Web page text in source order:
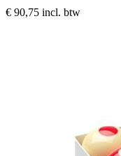
€ 90,75 incl. btw